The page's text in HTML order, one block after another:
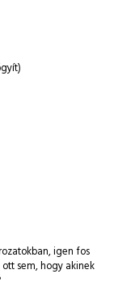
igen fos
sem, hogy akinek